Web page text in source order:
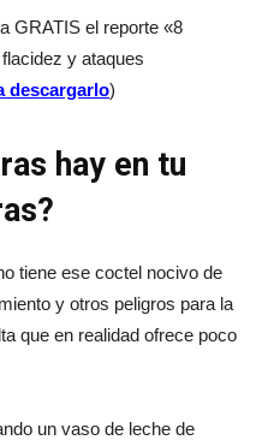
GRATIS el reporte «8
y ataques
descargarlo)
hay en tu
tiene ese coctel nocivo de
y otros peligros para la
que en realidad ofrece poco
un vaso de leche de